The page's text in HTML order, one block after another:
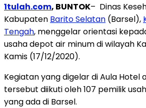
1tulah.com, BUNTOK– Dinas
Kabupaten Barito Selatan (Barsel),
Tengah, menggelar orientasi
usaha depot air minum di wilayah
Kamis (17/12/2020).
Kegiatan yang digelar di Aula Hotel
tersebut diikuti oleh 107 pemilik
yang ada di Barsel.